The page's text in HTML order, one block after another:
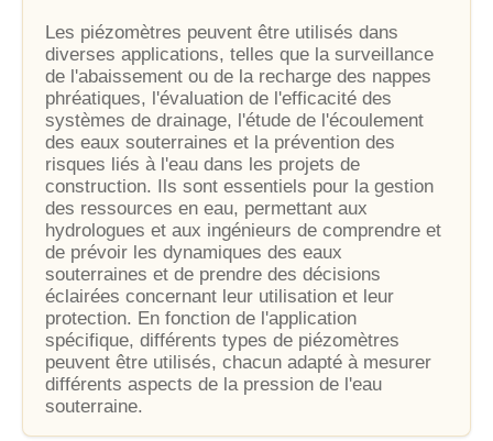
Les piézomètres peuvent être utilisés dans
diverses applications, telles que la surveillance
de l'abaissement ou de la recharge des nappes
phréatiques, l'évaluation de l'efficacité des
systèmes de drainage, l'étude de l'écoulement
des eaux souterraines et la prévention des
risques liés à l'eau dans les projets de
construction. Ils sont essentiels pour la gestion
des ressources en eau, permettant aux
hydrologues et aux ingénieurs de comprendre et
de prévoir les dynamiques des eaux
souterraines et de prendre des décisions
éclairées concernant leur utilisation et leur
protection. En fonction de l'application
spécifique, différents types de piézomètres
peuvent être utilisés, chacun adapté à mesurer
différents aspects de la pression de l'eau
souterraine.